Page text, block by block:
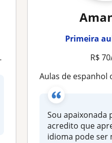
Primeira
R$
Aulas de espanhol online
Sou apaixonada
acredito que
idioma pode ser